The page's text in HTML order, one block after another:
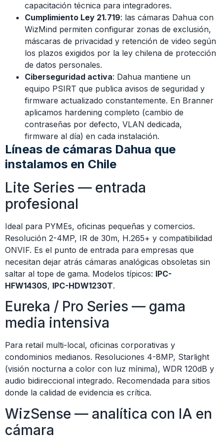
capacitación técnica para integradores.
Cumplimiento Ley 21.719: las cámaras Dahua con
WizMind permiten configurar zonas de exclusión,
máscaras de privacidad y retención de video según
los plazos exigidos por la ley chilena de protección
de datos personales.
Ciberseguridad activa: Dahua mantiene un
equipo PSIRT que publica avisos de seguridad y
firmware actualizado constantemente. En Branner
aplicamos hardening completo (cambio de
contraseñas por defecto, VLAN dedicada,
firmware al día) en cada instalación.
Líneas de cámaras Dahua que
instalamos en Chile
Lite Series — entrada
profesional
Ideal para PYMEs, oficinas pequeñas y comercios.
Resolución 2-4MP, IR de 30m, H.265+ y compatibilidad
ONVIF. Es el punto de entrada para empresas que
necesitan dejar atrás cámaras analógicas obsoletas sin
saltar al tope de gama. Modelos típicos: IPC-
HFW1430S, IPC-HDW1230T.
Eureka / Pro Series — gama
media intensiva
Para retail multi-local, oficinas corporativas y
condominios medianos. Resoluciones 4-8MP, Starlight
(visión nocturna a color con luz mínima), WDR 120dB y
audio bidireccional integrado. Recomendada para sitios
donde la calidad de evidencia es crítica.
WizSense — analítica con IA en
cámara